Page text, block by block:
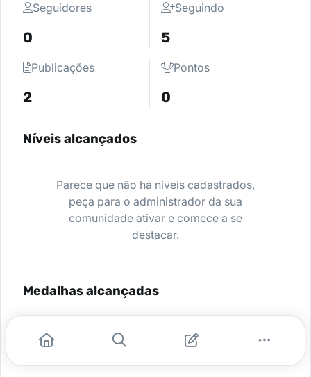
Seguidores
0
Seguindo
5
Publicações
2
Pontos
0
Níveis alcançados
Parece que não há níveis cadastrados,
peça para o administrador da sua
comunidade ativar e comece a se
destacar.
Medalhas alcançadas
Nenhuma medalha encontrada